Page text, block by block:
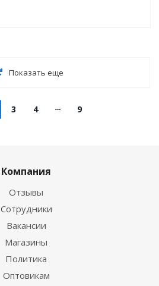
Показать еще
3 4 9
Компания
Отзывы
Сотрудники
Вакансии
Магазины
Политика
Оптовикам